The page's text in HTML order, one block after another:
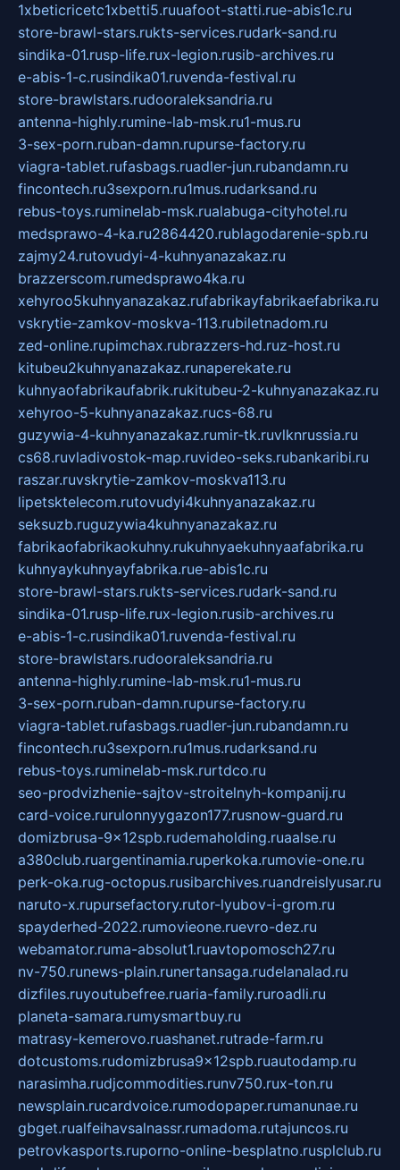
1xbeticricetc1xbetti5.ruuafoot-statti.rue-abis1c.ru
store-brawl-stars.rukts-services.rudark-sand.ru
sindika-01.rusp-life.rux-legion.rusib-archives.ru
e-abis-1-c.rusindika01.ruvenda-festival.ru
store-brawlstars.rudooraleksandria.ru
antenna-highly.rumine-lab-msk.ru1-mus.ru
3-sex-porn.ruban-damn.rupurse-factory.ru
viagra-tablet.rufasbags.ruadler-jun.rubandamn.ru
fincontech.ru3sexporn.ru1mus.rudarksand.ru
rebus-toys.ruminelab-msk.rualabuga-cityhotel.ru
medsprawo-4-ka.ru2864420.rublagodarenie-spb.ru
zajmy24.rutovudyi-4-kuhnyanazakaz.ru
brazzerscom.rumedsprawo4ka.ru
xehyroo5kuhnyanazakaz.rufabrikayfabrikaefabrika.ru
vskrytie-zamkov-moskva-113.rubiletnadom.ru
zed-online.rupimchax.rubrazzers-hd.ruz-host.ru
kitubeu2kuhnyanazakaz.runaperekate.ru
kuhnyaofabrikaufabrik.rukitubeu-2-kuhnyanazakaz.ru
xehyroo-5-kuhnyanazakaz.rucs-68.ru
guzywia-4-kuhnyanazakaz.rumir-tk.ruvlknrussia.ru
cs68.ruvladivostok-map.ruvideo-seks.rubankaribi.ru
raszar.ruvskrytie-zamkov-moskva113.ru
lipetsktelecom.rutovudyi4kuhnyanazakaz.ru
seksuzb.ruguzywia4kuhnyanazakaz.ru
fabrikaofabrikaokuhny.rukuhnyaekuhnyaafabrika.ru
kuhnyaykuhnyayfabrika.rue-abis1c.ru
store-brawl-stars.rukts-services.rudark-sand.ru
sindika-01.rusp-life.rux-legion.rusib-archives.ru
e-abis-1-c.rusindika01.ruvenda-festival.ru
store-brawlstars.rudooraleksandria.ru
antenna-highly.rumine-lab-msk.ru1-mus.ru
3-sex-porn.ruban-damn.rupurse-factory.ru
viagra-tablet.rufasbags.ruadler-jun.rubandamn.ru
fincontech.ru3sexporn.ru1mus.rudarksand.ru
rebus-toys.ruminelab-msk.rurtdco.ru
seo-prodvizhenie-sajtov-stroitelnyh-kompanij.ru
card-voice.rurulonnyygazon177.rusnow-guard.ru
domizbrusa-9x12spb.rudemaholding.ruaalse.ru
a380club.ruargentinamia.ruperkoka.rumovie-one.ru
perk-oka.rug-octopus.rusibarchives.ruandreislyusar.ru
naruto-x.rupursefactory.rutor-lyubov-i-grom.ru
spayderhed-2022.rumovieone.ruevro-dez.ru
webamator.ruma-absolut1.ruavtopomosch27.ru
nv-750.runews-plain.runertansaga.rudelanalad.ru
dizfiles.ruyoutubefree.ruaria-family.ruroadli.ru
planeta-samara.rumysmartbuy.ru
matrasy-kemerovo.ruashanet.rutrade-farm.ru
dotcustoms.rudomizbrusa9x12spb.ruautodamp.ru
narasimha.rudjcommodities.runv750.rux-ton.ru
newsplain.rucardvoice.rumodopaper.rumanunae.ru
gbget.rualfeihavsalnassr.rumadoma.rutajuncos.ru
petrovkasports.ruporno-online-besplatno.rusplclub.ru